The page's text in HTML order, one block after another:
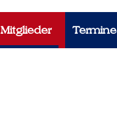
Mitglieder Termine